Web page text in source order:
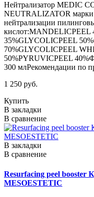
Нейтрализатор MEDIC
NEUTRALIZATOR марки
нейтрализации
кислот:MANDELICPEEL
35%GLYCOLICPEEL
70%GLYCOLICPEEL
50%PYRUVICPEEL
300 млРекомендации по
1 250 руб.
Купить
В закладки
В сравнение
В закладки
В сравнение
Resurfacing peel booster
MESOESTETIC